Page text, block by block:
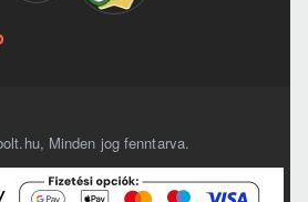
Minden jog fenntarva.